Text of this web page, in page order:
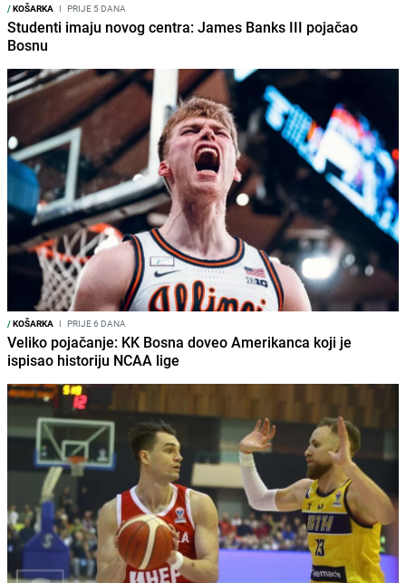
/KOŠARKA I PRIJE 5 DANA
Studenti imaju novog centra: James Banks III pojačao
Bosnu
/KOŠARKA I PRIJE 6 DANA
Veliko pojačanje: KK Bosna doveo Amerikanca koji je
ispisao historiju NCAA lige